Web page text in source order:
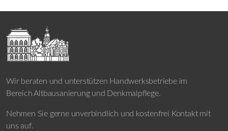
Wir beraten und unterstützen Handwerksbetriebe im
Bereich Altbausanierung und Denkmalpflege.
Nehmen Sie gerne unverbindlich und kostenfrei Kontakt mit
uns auf.